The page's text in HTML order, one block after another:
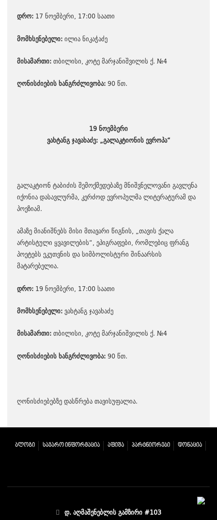
დრო: 17 ნოემბერი, 17:00 საათი
მომხსენებელი:ილია ნიკაჭაძე
მისამართი:თბილისი, კოტე მარჯანიშვილის ქ. №4
ღონისძიების ხანგრძლივობა:90 წთ.
19 ნოემბერი
ვახტანგ ჯავახაძე: „გალაკტიონის ევროპა“
გალაკტიონ ტაბიძის შემოქმედებაზე მნიშვნელოვანი გავლენა
იქონია დასავლურმა, კერძოდ ევროპულმა ლიტერატურამ და
პოეზიამ.
ამაზე მიანიშნებს მისი მთავარი წიგნის, „თავის ქალა
არტისტული ყვავილების“, ეპიგრაფები, რომლებიც ფრანგ
პოეტებს ეკუთვნის და სიმბოლისტური შინაარსის
მატარებელია.
დრო: 19 ნოემბერი, 17:00 საათი
მომხსენებელი:ვახტანგ ჯავახაძე
მისამართი:თბილისი, კოტე მარჯანიშვილის ქ. №4
ღონისძიების ხანგრძლივობა:90 წთ.
ღონისძიებებზე დასწრება თავისუფალია.
ᲑᲚᲝᲒᲘ ᲡᲐᲯᲐᲠᲝ ᲘᲜᲤᲝᲠᲛᲐᲪᲘᲐ ᲐᲤᲘᲨᲐ ᲞᲐᲠᲢᲜᲘᲝᲠᲔᲑᲘ ᲓᲝᲜᲐᲪᲘᲐ
დ. აღმაშენებლის გამზირი #103